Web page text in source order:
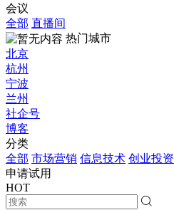
会议
全部 直播间
热门城市
北京
杭州
宁波
兰州
社企号
博客
分类
全部 市场营销 信息技术 创业投资
申请试用
HOT